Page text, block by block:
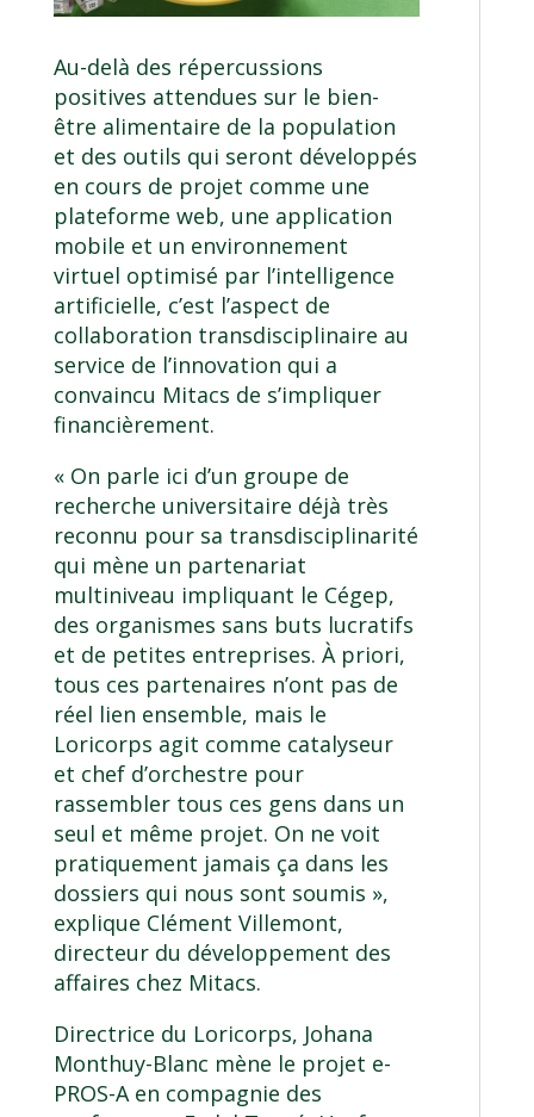
Au-delà des répercussions
positives attendues sur le bien-
être alimentaire de la population
et des outils qui seront développés
en cours de projet comme une
plateforme web, une application
mobile et un environnement
virtuel optimisé par l’intelligence
artificielle, c’est l’aspect de
collaboration transdisciplinaire au
service de l’innovation qui a
convaincu Mitacs de s’impliquer
financièrement.
« On parle ici d’un groupe de
recherche universitaire déjà très
reconnu pour sa transdisciplinarité
qui mène un partenariat
multiniveau impliquant le Cégep,
des organismes sans buts lucratifs
et de petites entreprises. À priori,
tous ces partenaires n’ont pas de
réel lien ensemble, mais le
Loricorps agit comme catalyseur
et chef d’orchestre pour
rassembler tous ces gens dans un
seul et même projet. On ne voit
pratiquement jamais ça dans les
dossiers qui nous sont soumis »,
explique Clément Villemont,
directeur du développement des
affaires chez Mitacs.
Directrice du Loricorps, Johana
Monthuy-Blanc mène le projet e-
PROS-Aen compagnie des